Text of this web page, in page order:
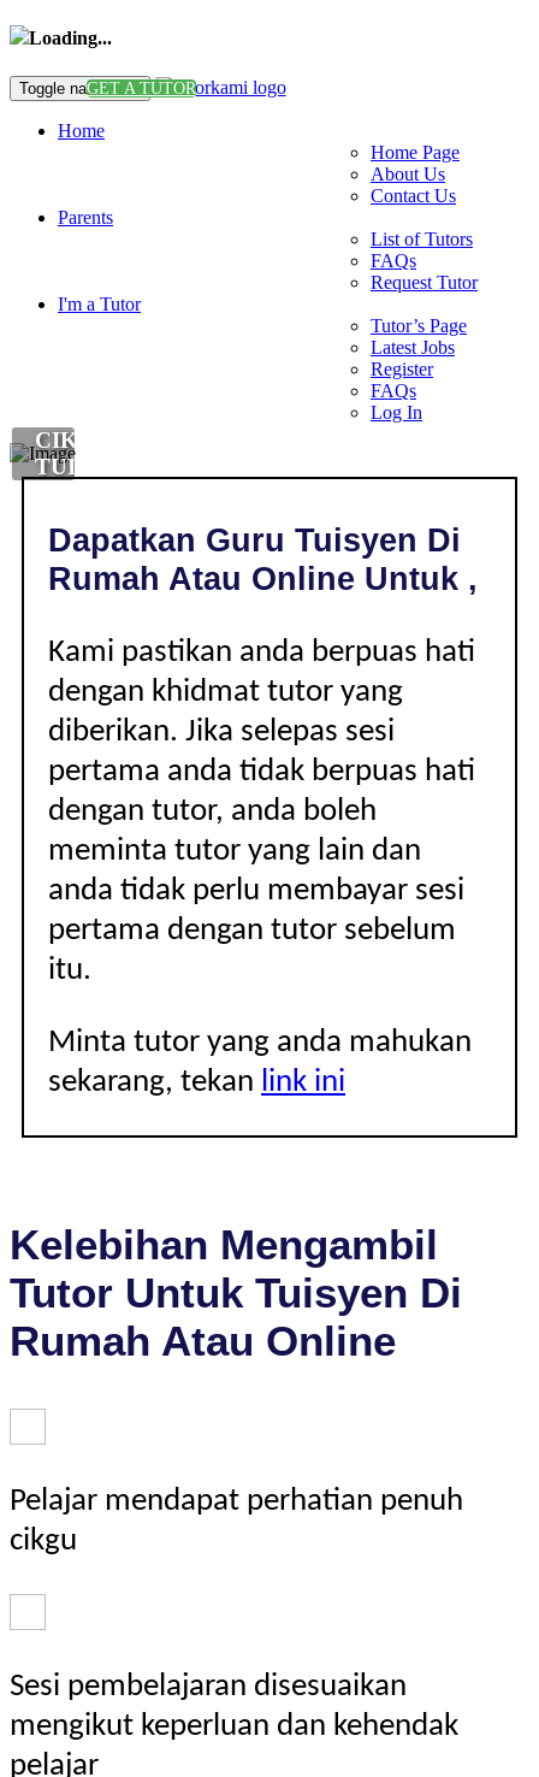
Loading...
Toggle navigationGET A TUTOR
Home
Home Page
About Us
Contact Us
Parents
List of Tutors
FAQs
Request Tutor
I'm a Tutor
Tutor’s Page
Latest Jobs
Register
FAQs
Log In
CIKGU
TUISYEN
Dapatkan Guru Tuisyen Di
Rumah Atau Online Untuk ,
Kami pastikan anda berpuas hati
dengan khidmat tutor yang
diberikan. Jika selepas sesi
pertama anda tidak berpuas hati
dengan tutor, anda boleh
meminta tutor yang lain dan
anda tidak perlu membayar sesi
pertama dengan tutor sebelum
itu.
Minta tutor yang anda mahukan
sekarang, tekan link ini
Kelebihan Mengambil
Tutor Untuk Tuisyen Di
Rumah Atau Online
Pelajar mendapat perhatian penuh
cikgu
Sesi pembelajaran disesuaikan
mengikut keperluan dan kehendak
pelajar